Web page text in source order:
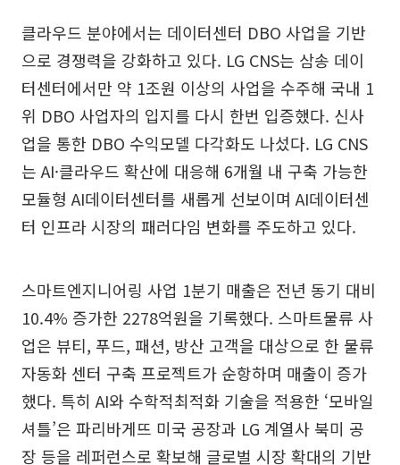
클라우드 분야에서는 데이터센터 DBO 사업을 기반
으로 경쟁력을 강화하고 있다. LG CNS는 삼송 데이
터센터에서만 약 1조원 이상의 사업을 수주해 국내 1
위 DBO 사업자의 입지를 다시 한번 입증했다. 신사
업을 통한 DBO 수익모델 다각화도 나섰다. LG CNS
는 AI·클라우드 확산에 대응해 6개월 내 구축 가능한
모듈형 AI데이터센터를 새롭게 선보이며 AI데이터센
터 인프라 시장의 패러다임 변화를 주도하고 있다.
스마트엔지니어링 사업 1분기 매출은 전년 동기 대비
10.4% 증가한 2278억원을 기록했다. 스마트물류 사
업은 뷰티, 푸드, 패션, 방산 고객을 대상으로 한 물류
자동화 센터 구축 프로젝트가 순항하며 매출이 증가
했다. 특히 AI와 수학적최적화 기술을 적용한 ‘모바일
셔틀’은 파리바게뜨 미국 공장과 LG 계열사 북미 공
장 등을 레퍼런스로 확보해 글로벌 시장 확대의 기반